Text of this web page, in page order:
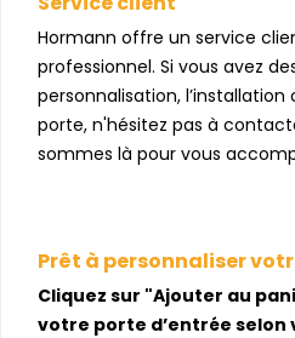
Hormann offre un service
professionnel. Si vous avez
personnalisation,
porte, n'hésitez pas à
sommes là pour vous
Prêt à personnaliser
Cliquez sur "Ajouter au
votre porte d’entrée selon